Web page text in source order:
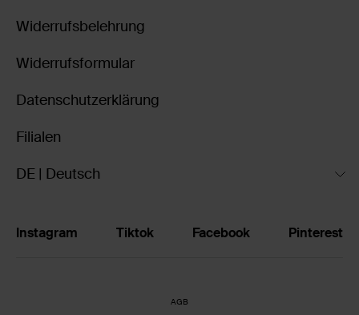
Widerrufsbelehrung
Widerrufsformular
Datenschutzerklärung
Filialen
DE | Deutsch
Instagram Tiktok Facebook Pinterest
AGB